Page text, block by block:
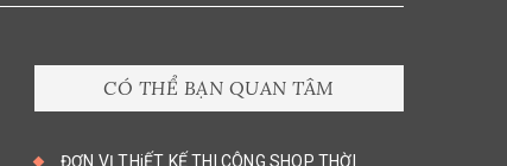
CÓ THỂ BẠN QUAN TÂM
ĐƠN VỊ THiẾT KẾ THI CÔNG SHOP THỜI